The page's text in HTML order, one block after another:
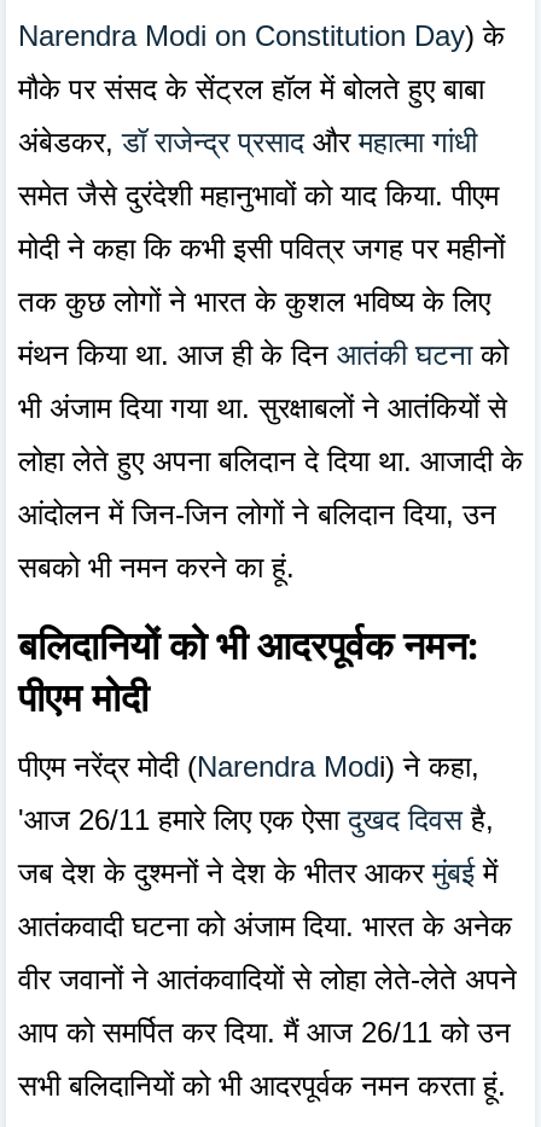
Narendra Modi on Constitution Day) के
मौके पर संसद के सेंट्रल हॉल में बोलते हुए बाबा
अंबेडकर,डॉ राजेन्द्र प्रसादऔरमहात्मा गांधी
समेत जैसे दुरंदेशी महानुभावों को याद किया. पीएम
मोदी ने कहा कि कभी इसी पवित्र जगह पर महीनों
तक कुछ लोगों ने भारत के कुशल भविष्य के लिए
मंथन किया था. आज ही के दिन आतंकी घटनाको
भी अंजाम दिया गया था. सुरक्षाबलों ने आतंकियों से
लोहा लेते हुए अपना बलिदान दे दिया था. आजादी के
आंदोलन में जिन-जिन लोगों ने बलिदान दिया, उन
सबको भी नमन करने का हूं.
बलिदानियों को भी आदरपूर्वक नमन:
पीएम मोदी
पीएम नरेंद्र मोदी (Narendra Modi) ने कहा,
'आज 26/11 हमारे लिए एक ऐसादुखद दिवसहै,
जब देश के दुश्मनों ने देश के भीतर आकरमुंबईमें
आतंकवादी घटना को अंजाम दिया. भारत के अनेक
वीर जवानों ने आतंकवादियों से लोहा लेते-लेते अपने
आप को समर्पित कर दिया. मैं आज 26/11 को उन
सभी बलिदानियों को भी आदरपूर्वक नमन करता हूं.